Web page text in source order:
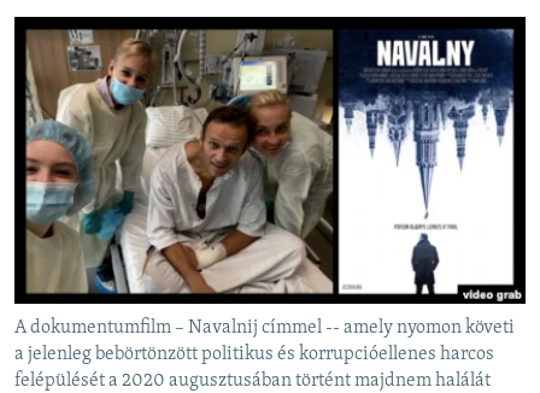
DEMOKRÁCIA
A PÉNZ NYOMÁBAN
EURÓPAI UNIÓ
VILÁG
KLÍMAVÁLTOZÁS
A MÚLT TANULSÁGAI
A dokumentumfilm – Navalnij címmel -- amely nyomon követi
a jelenleg bebörtönzött politikus és korrupcióellenes harcos
felépülését a 2020 augusztusában történt majdnem halálát